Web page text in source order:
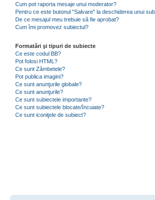
Cum pot raporta mesaje unui moderator?
Pentru ce este butonul "Salvare" la deschiderea unui
De ce mesajul meu trebuie să fie aprobat?
Cum îmi promovez subiectul?
Formatări şi tipuri de subiecte
Ce este codul BB?
Pot folosi HTML?
Ce sunt Zâmbetele?
Pot publica imagini?
Ce sunt anunţurile globale?
Ce sunt anunţurile?
Ce sunt subiectele importante?
Ce sunt subiectele blocate/încuiate?
Ce sunt iconiţele de subiect?